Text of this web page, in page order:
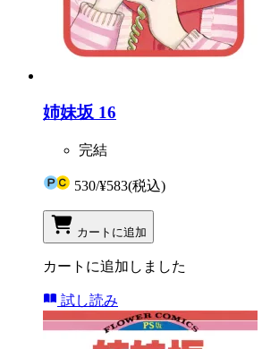
姉妹坂 16
完結
530/¥583(税込)
カートに追加
カートに追加しました
試し読み